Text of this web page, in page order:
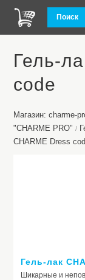
Поиск
Гель-
code
Магазин: charme-
"CHARME PRO" /
CHARME Dress
Гель-лак
Шикарные и